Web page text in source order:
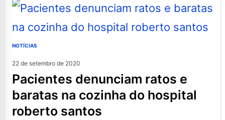
NOTÍCIAS
22 de setembro de 2020
pacientes denunciam ratos e
baratas na cozinha do hospital
roberto santos